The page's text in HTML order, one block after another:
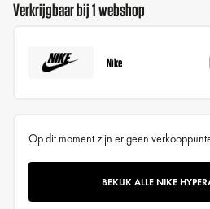
Verkrijgbaar bij 1 webshop
Nike
Op dit moment zijn er geen
BEKIJK ALLE NIKE